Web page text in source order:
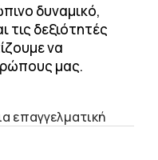
δυναμικό,
τις δεξιότητές
να
μας.
επαγγελματική